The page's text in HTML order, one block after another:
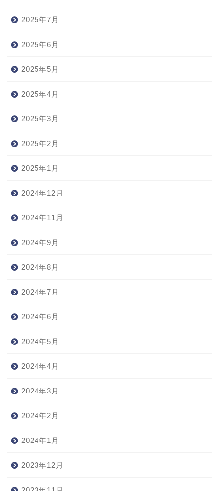
2025年7月
2025年6月
2025年5月
2025年4月
2025年3月
2025年2月
2025年1月
2024年12月
2024年11月
2024年9月
2024年8月
2024年7月
2024年6月
2024年5月
2024年4月
2024年3月
2024年2月
2024年1月
2023年12月